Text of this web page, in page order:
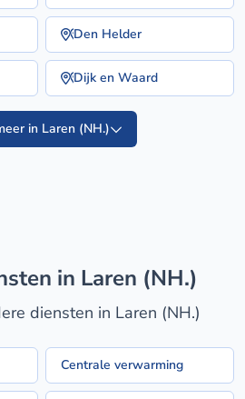
Den Helder
Dijk en Waard
in Laren (NH.)
in Laren (NH.)
diensten in Laren (NH.)
Centrale verwarming